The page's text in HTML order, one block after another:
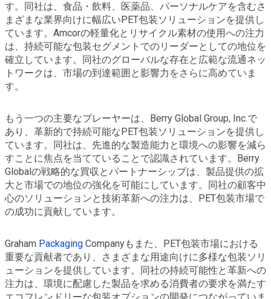
す。同社は、食品・飲料、医薬品、パーソナルケアを含むさ
まざまな業界向けに幅広いPET包装ソリューションを提供し
ています。Amcorの軽量化とリサイクル素材の使用への注力
は、持続可能な包装セグメントでのリーダーとしての地位を
確立しています。同社のグローバルな存在と広範な流通ネッ
トワークは、市場の到達範囲と影響力をさらに高めていま
す。
もう一つの主要なプレーヤーは、Berry Global Group, Inc.で
あり、革新的で持続可能なPET包装ソリューションを提供し
ています。同社は、先進的な製造能力と環境への影響を減ら
すことに焦点を当てていることで認識されています。Berry
Globalの戦略的な買収とパートナーシップは、製品提供の拡
大と市場での地位の強化を可能にしています。同社の顧客中
心のソリューションと技術革新への注力は、PET包装市場で
の成功に貢献しています。
Graham Packaging Companyもまた、PET包装市場における
重要な貢献者であり、さまざまな用途向けに多様な包装ソリ
ューションを提供しています。同社の持続可能性と革新への
注力は、環境に配慮した製品を求める消費者の要求を満たす